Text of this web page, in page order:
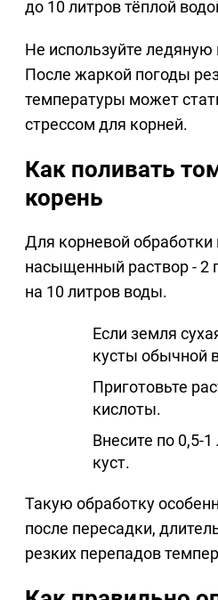
до 10 литров тёплой
Не используйте ледяную
После жаркой погоды
температуры может
стрессом для корней.
Как поливать
корень
Для корневой обработки
насыщенный раствор - 2
на 10 литров воды.
Если земля
кусты обычной
Приготовьте
кислоты.
Внесите по 0,5-
куст.
Такую обработку
после пересадки,
резких перепадов